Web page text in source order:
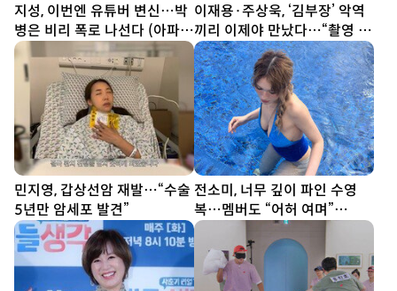
지성, 이번엔 유튜버 변신…박
병은 비리 폭로 나선다 (아파
트)
이재용·주상욱, ‘김부장’ 악역
끼리 이제야 만났다…“촬영 땐
한 번도 못 봐” [SD셀픽]
민지영, 갑상선암 재발…“수술
5년만 암세포 발견”
전소미, 너무 깊이 파인 수영
복…멤버도 “어허 여며”
[DA★]